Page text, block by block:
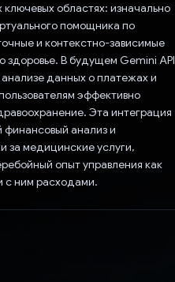
областях: изначально
помощника по
и контекстно-зависимые
здоровье. В будущем Gemini API
данных о платежах и
эффективно
Эта интеграция
финансовый анализ и
за медицинские услуги,
опыт управления как
с ним расходами.